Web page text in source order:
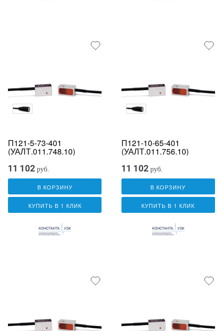
П121-5-73-401
(УАЛТ.011.748.10)
11 102 руб.
В КОРЗИНУ
КУПИТЬ В 1 КЛИК
П121-10-65-401
(УАЛТ.011.756.10)
11 102 руб.
В КОРЗИНУ
КУПИТЬ В 1 КЛИК